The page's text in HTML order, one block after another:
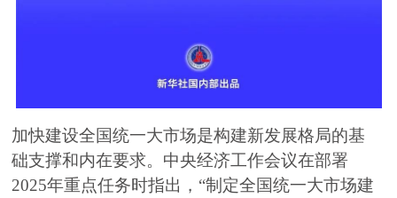
加快建设全国统一大市场是构建新发展格局的基
础支撑和内在要求。中央经济工作会议在部署
2025年重点任务时指出，“制定全国统一大市场建